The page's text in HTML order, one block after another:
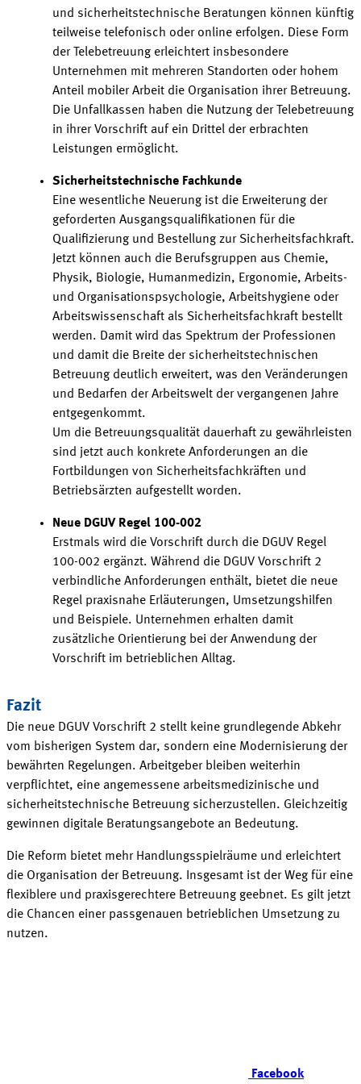
und sicherheitstechnische Beratungen können künftig
teilweise telefonisch oder online erfolgen. Diese Form
der Telebetreuung erleichtert insbesondere
Unternehmen mit mehreren Standorten oder hohem
Anteil mobiler Arbeit die Organisation ihrer Betreuung.
Die Unfallkassen haben die Nutzung der Telebetreuung
in ihrer Vorschrift auf ein Drittel der erbrachten
Leistungen ermöglicht.
Sicherheitstechnische Fachkunde
Eine wesentliche Neuerung ist die Erweiterung der
geforderten Ausgangsqualifikationen für die
Qualifizierung und Bestellung zur Sicherheitsfachkraft.
Jetzt können auch die Berufsgruppen aus Chemie,
Physik, Biologie, Humanmedizin, Ergonomie, Arbeits-
und Organisationspsychologie, Arbeitshygiene oder
Arbeitswissenschaft als Sicherheitsfachkraft bestellt
werden. Damit wird das Spektrum der Professionen
und damit die Breite der sicherheitstechnischen
Betreuung deutlich erweitert, was den Veränderungen
und Bedarfen der Arbeitswelt der vergangenen Jahre
entgegenkommt.
Um die Betreuungsqualität dauerhaft zu gewährleisten
sind jetzt auch konkrete Anforderungen an die
Fortbildungen von Sicherheitsfachkräften und
Betriebsärzten aufgestellt worden.
Neue DGUV Regel 100-002
Erstmals wird die Vorschrift durch die DGUV Regel
100-002 ergänzt. Während die DGUV Vorschrift 2
verbindliche Anforderungen enthält, bietet die neue
Regel praxisnahe Erläuterungen, Umsetzungshilfen
und Beispiele. Unternehmen erhalten damit
zusätzliche Orientierung bei der Anwendung der
Vorschrift im betrieblichen Alltag.
Fazit
Die neue DGUV Vorschrift 2 stellt keine grundlegende Abkehr
vom bisherigen System dar, sondern eine Modernisierung der
bewährten Regelungen. Arbeitgeber bleiben weiterhin
verpflichtet, eine angemessene arbeitsmedizinische und
sicherheitstechnische Betreuung sicherzustellen. Gleichzeitig
gewinnen digitale Beratungsangebote an Bedeutung.
Die Reform bietet mehr Handlungsspielräume und erleichtert
die Organisation der Betreuung. Insgesamt ist der Weg für eine
flexiblere und praxisgerechtere Betreuung geebnet. Es gilt jetzt
die Chancen einer passgenauen betrieblichen Umsetzung zu
nutzen.
Facebook